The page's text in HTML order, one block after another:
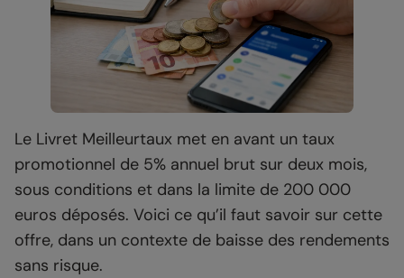
Le Livret Meilleurtaux met en avant un taux
promotionnel de 5% annuel brut sur deux mois,
sous conditions et dans la limite de 200 000
euros déposés. Voici ce qu’il faut savoir sur cette
offre, dans un contexte de baisse des rendements
sans risque.